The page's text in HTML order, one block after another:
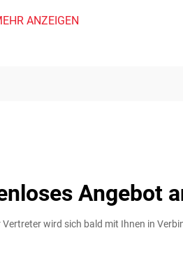
ANZEIGEN
Angebot
Vertreter wird sich bald mit Ihnen in